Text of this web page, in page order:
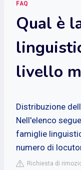
FAQ
Qual è
livello
Distribuzione
Nell'elenco
famiglie
numero di
Richiesta di